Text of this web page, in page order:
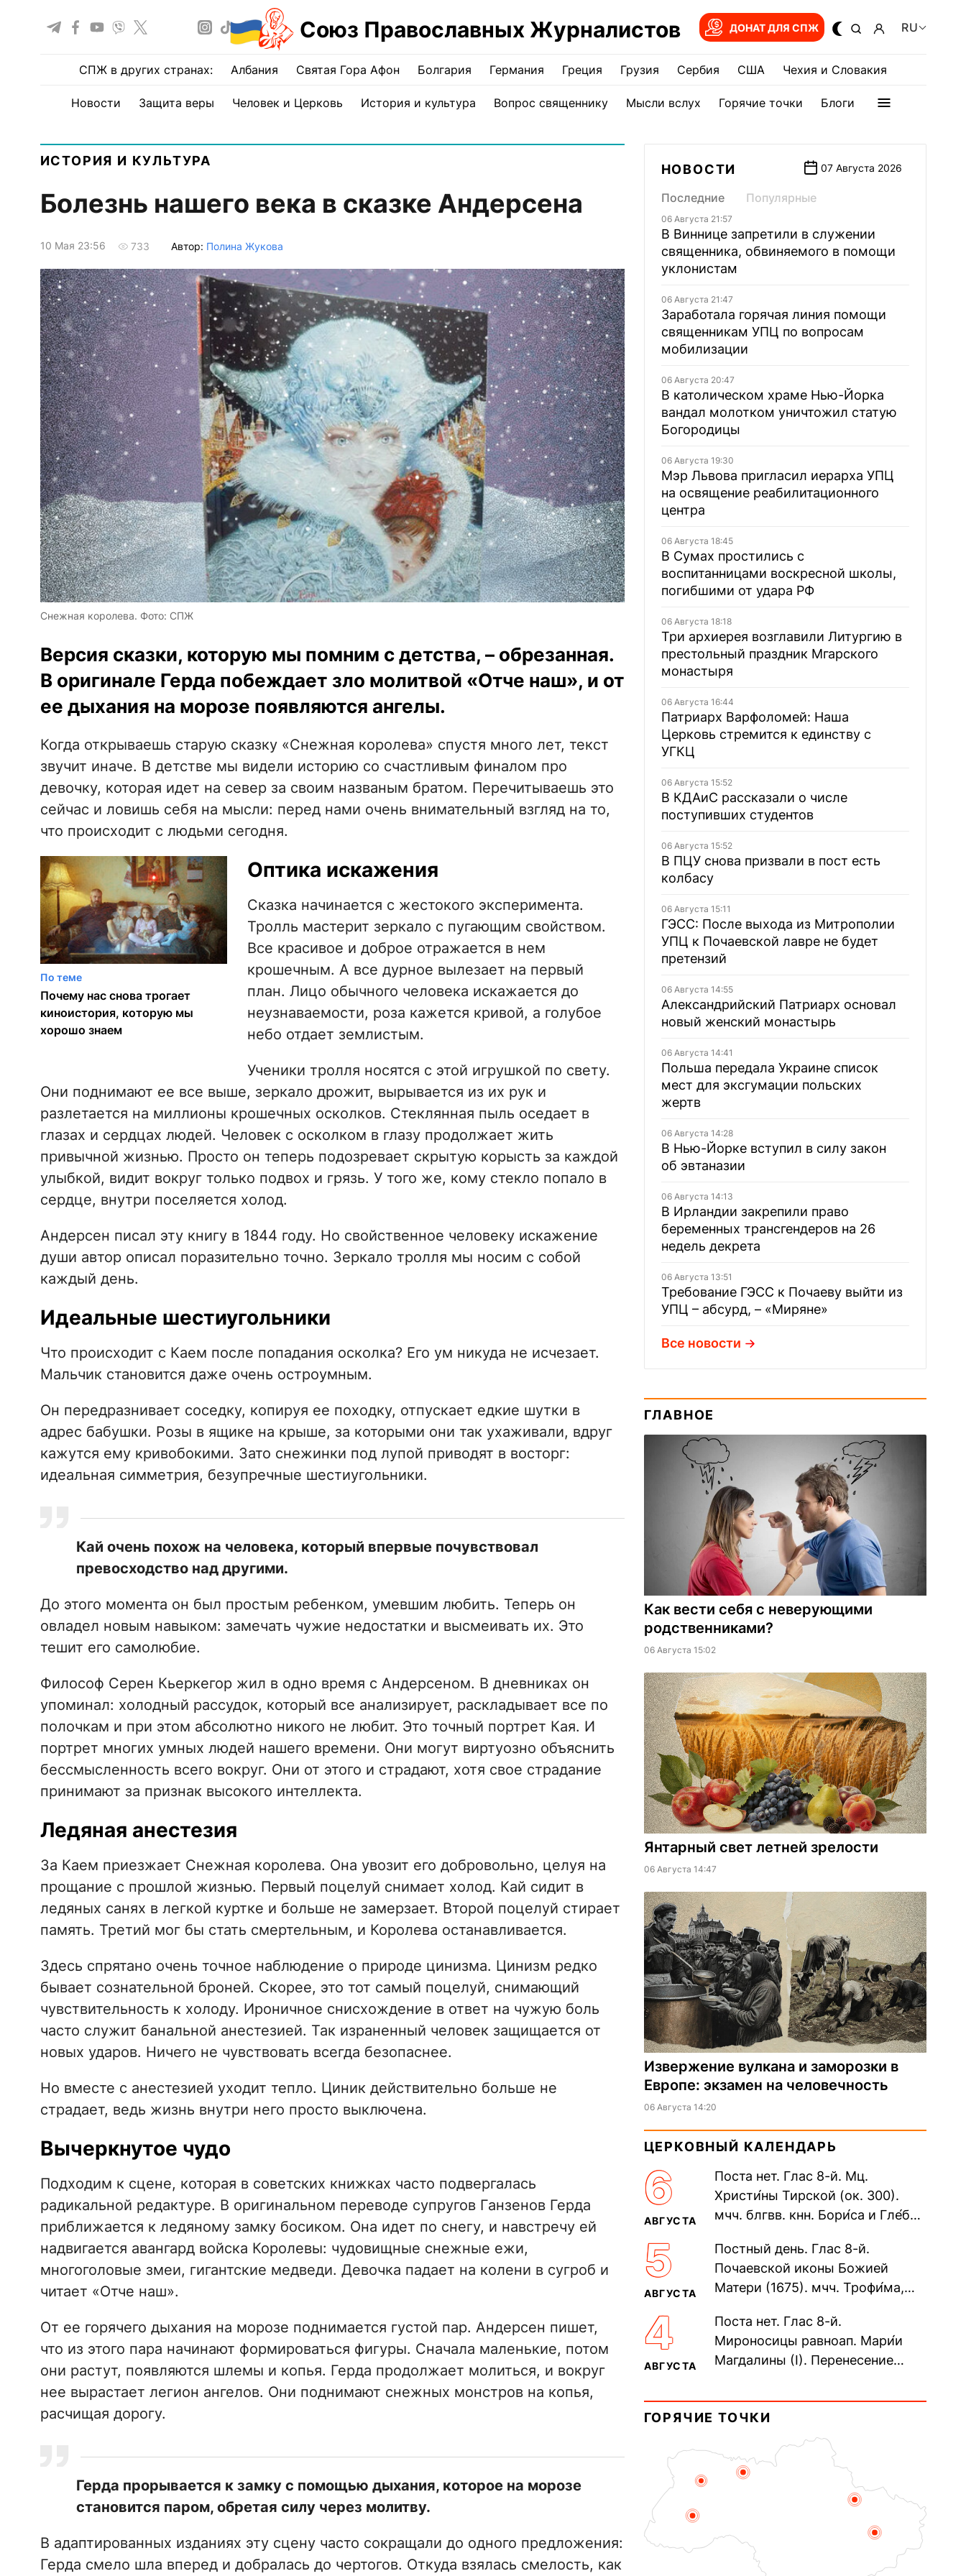
Союз Православных Журналистов ДОНАТ ДЛЯ СПЖ RU
СПЖ в других странах: Албания Святая Гора Афон Болгария Германия Греция Грузия Сербия США Чехия и Словакия
Новости Защита веры Человек и Церковь История и культура Вопрос священнику Мысли вслух Горячие точки Блоги
ИСТОРИЯ И КУЛЬТУРА
Болезнь нашего века в сказке Андерсена
10 Мая 23:56 733 Автор: Полина Жукова
Снежная королева. Фото: СПЖ
Версия сказки, которую мы помним с детства, – обрезанная.
В оригинале Герда побеждает зло молитвой «Отче наш», и от
ее дыхания на морозе появляются ангелы.
Когда открываешь старую сказку «Снежная королева» спустя много лет, текст
звучит иначе. В детстве мы видели историю со счастливым финалом про
девочку, которая идет на север за своим названым братом. Перечитываешь это
сейчас и ловишь себя на мысли: перед нами очень внимательный взгляд на то,
что происходит с людьми сегодня.
По теме
Почему нас снова трогает
киноистория, которую мы
хорошо знаем
Оптика искажения
Сказка начинается с жестокого эксперимента.
Тролль мастерит зеркало с пугающим свойством.
Все красивое и доброе отражается в нем
крошечным. А все дурное вылезает на первый
план. Лицо обычного человека искажается до
неузнаваемости, роза кажется кривой, а голубое
небо отдает землистым.
Ученики тролля носятся с этой игрушкой по свету.
Они поднимают ее все выше, зеркало дрожит, вырывается из их рук и
разлетается на миллионы крошечных осколков. Стеклянная пыль оседает в
глазах и сердцах людей. Человек с осколком в глазу продолжает жить
привычной жизнью. Просто он теперь подозревает скрытую корысть за каждой
улыбкой, видит вокруг только подвох и грязь. У того же, кому стекло попало в
сердце, внутри поселяется холод.
Андерсен писал эту книгу в 1844 году. Но свойственное человеку искажение
души автор описал поразительно точно. Зеркало тролля мы носим с собой
каждый день.
Идеальные шестиугольники
Что происходит с Каем после попадания осколка? Его ум никуда не исчезает.
Мальчик становится даже очень остроумным.
Он передразнивает соседку, копируя ее походку, отпускает едкие шутки в
адрес бабушки. Розы в ящике на крыше, за которыми они так ухаживали, вдруг
кажутся ему кривобокими. Зато снежинки под лупой приводят в восторг:
идеальная симметрия, безупречные шестиугольники.
Кай очень похож на человека, который впервые почувствовал
превосходство над другими.
До этого момента он был простым ребенком, умевшим любить. Теперь он
овладел новым навыком: замечать чужие недостатки и высмеивать их. Это
тешит его самолюбие.
Философ Серен Кьеркегор жил в одно время с Андерсеном. В дневниках он
упоминал: холодный рассудок, который все анализирует, раскладывает все по
полочкам и при этом абсолютно никого не любит. Это точный портрет Кая. И
портрет многих умных людей нашего времени. Они могут виртуозно объяснить
бессмысленность всего вокруг. Они от этого и страдают, хотя свое страдание
принимают за признак высокого интеллекта.
Ледяная анестезия
За Каем приезжает Снежная королева. Она увозит его добровольно, целуя на
прощание с прошлой жизнью. Первый поцелуй снимает холод. Кай сидит в
ледяных санях в легкой куртке и больше не замерзает. Второй поцелуй стирает
память. Третий мог бы стать смертельным, и Королева останавливается.
Здесь спрятано очень точное наблюдение о природе цинизма. Цинизм редко
бывает сознательной броней. Скорее, это тот самый поцелуй, снимающий
чувствительность к холоду. Ироничное снисхождение в ответ на чужую боль
часто служит банальной анестезией. Так израненный человек защищается от
новых ударов. Ничего не чувствовать всегда безопаснее.
Но вместе с анестезией уходит тепло. Циник действительно больше не
страдает, ведь жизнь внутри него просто выключена.
Вычеркнутое чудо
Подходим к сцене, которая в советских книжках часто подвергалась
радикальной редактуре. В оригинальном переводе супругов Ганзенов Герда
приближается к ледяному замку босиком. Она идет по снегу, и навстречу ей
надвигается авангард войска Королевы: чудовищные снежные ежи,
многоголовые змеи, гигантские медведи. Девочка падает на колени в сугроб и
читает «Отче наш».
От ее горячего дыхания на морозе поднимается густой пар. Андерсен пишет,
что из этого пара начинают формироваться фигуры. Сначала маленькие, потом
они растут, появляются шлемы и копья. Герда продолжает молиться, и вокруг
нее вырастает легион ангелов. Они поднимают снежных монстров на копья,
расчищая дорогу.
Герда прорывается к замку с помощью дыхания, которое на морозе
становится паром, обретая силу через молитву.
В адаптированных изданиях эту сцену часто сокращали до одного предложения:
Герда смело шла вперед и добралась до чертогов. Откуда взялась смелость, как
НОВОСТИ 07 Августа 2026
Последние Популярные
06 Августа 21:57
В Виннице запретили в служении
священника, обвиняемого в помощи
уклонистам
06 Августа 21:47
Заработала горячая линия помощи
священникам УПЦ по вопросам
мобилизации
06 Августа 20:47
В католическом храме Нью-Йорка
вандал молотком уничтожил статую
Богородицы
06 Августа 19:30
Мэр Львова пригласил иерарха УПЦ
на освящение реабилитационного
центра
06 Августа 18:45
В Сумах простились с
воспитанницами воскресной школы,
погибшими от удара РФ
06 Августа 18:18
Три архиерея возглавили Литургию в
престольный праздник Мгарского
монастыря
06 Августа 16:44
Патриарх Варфоломей: Наша
Церковь стремится к единству с
УГКЦ
06 Августа 15:52
В КДАиС рассказали о числе
поступивших студентов
06 Августа 15:52
В ПЦУ снова призвали в пост есть
колбасу
06 Августа 15:11
ГЭСС: После выхода из Митрополии
УПЦ к Почаевской лавре не будет
претензий
06 Августа 14:55
Александрийский Патриарх основал
новый женский монастырь
06 Августа 14:41
Польша передала Украине список
мест для эксгумации польских
жертв
06 Августа 14:28
В Нью-Йорке вступил в силу закон
об эвтаназии
06 Августа 14:13
В Ирландии закрепили право
беременных трансгендеров на 26
недель декрета
06 Августа 13:51
Требование ГЭСС к Почаеву выйти из
УПЦ – абсурд, – «Миряне»
Все новости
ГЛАВНОЕ
Как вести себя с неверующими
родственниками?
06 Августа 15:02
Янтарный свет летней зрелости
06 Августа 14:47
Извержение вулкана и заморозки в
Европе: экзамен на человечность
06 Августа 14:20
ЦЕРКОВНЫЙ КАЛЕНДАРЬ
6
АВГУСТА
Поста нет. Глас 8-й. Мц.
Христи́ны Тирской (ок. 300).
мчч. блгвв. кнн. Бори́са и Гле́ба,
Дави́да (1015). Прп....
5
АВГУСТА
Постный день. Глас 8-й.
Почаевской иконы Божией
Матери (1675). мчч. Трофи́ма,
мучеников (284–305). прав.
воина Фео́дора...
4
АВГУСТА
Поста нет. Глас 8-й.
Мироносицы равноап. Мари́и
Магдалины (I). Перенесение
Синопского (403–404). Прп.
Корни́лия...
ГОРЯЧИЕ ТОЧКИ